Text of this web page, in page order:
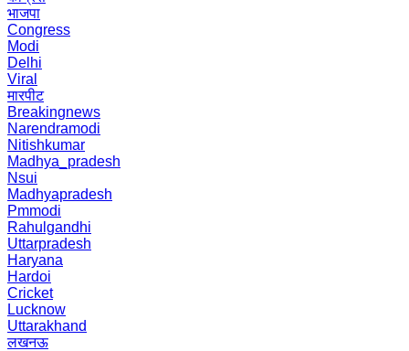
भाजपा
Congress
Modi
Delhi
Viral
मारपीट
Breakingnews
Narendramodi
Nitishkumar
Madhya_pradesh
Nsui
Madhyapradesh
Pmmodi
Rahulgandhi
Uttarpradesh
Haryana
Hardoi
Cricket
Lucknow
Uttarakhand
लखनऊ